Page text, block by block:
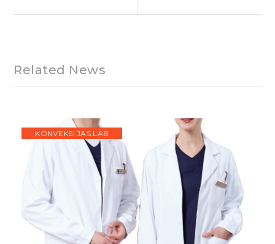
Related News
KONVEKSI JAS LAB